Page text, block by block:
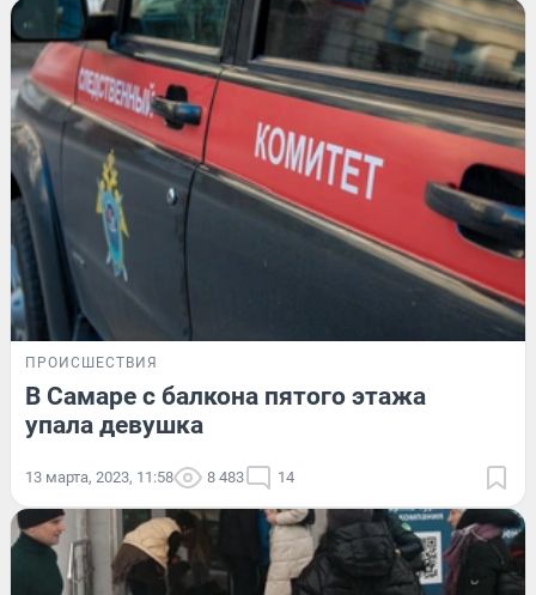
ПРОИСШЕСТВИЯ
В Самаре с балкона пятого этажа
упала девушка
13 марта, 2023, 11:58 8 483 14